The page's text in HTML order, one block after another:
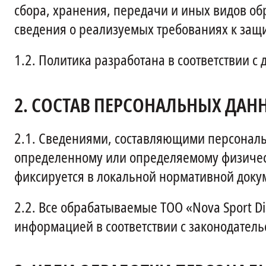
сбора, хранения, передачи и иных видов
сведения о реализуемых требованиях к
1.2. Политика разработана в соответствии
2.СОСТАВ ПЕРСОНАЛЬНЫХ
2.1. Сведениями, составляющими
определенному или определяемому
фиксируется в локальной нормативной
2.2. Все обрабатываемые ТОО «Nova Sport
информацией в соответствии с